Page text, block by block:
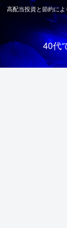
高配当投資と節約に
40代